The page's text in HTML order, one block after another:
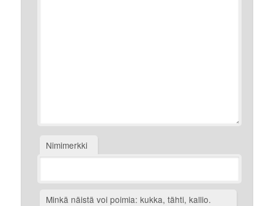
Nimimerkki
Minkä näistä voi poimia: kukka, tähti, kallio.